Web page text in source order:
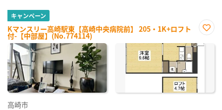
キャンペーン
Kマンスリー高崎駅東【高崎中央病院前】 205・1K+ロフト
付-【中部屋】(No.774114)
に入
高崎市